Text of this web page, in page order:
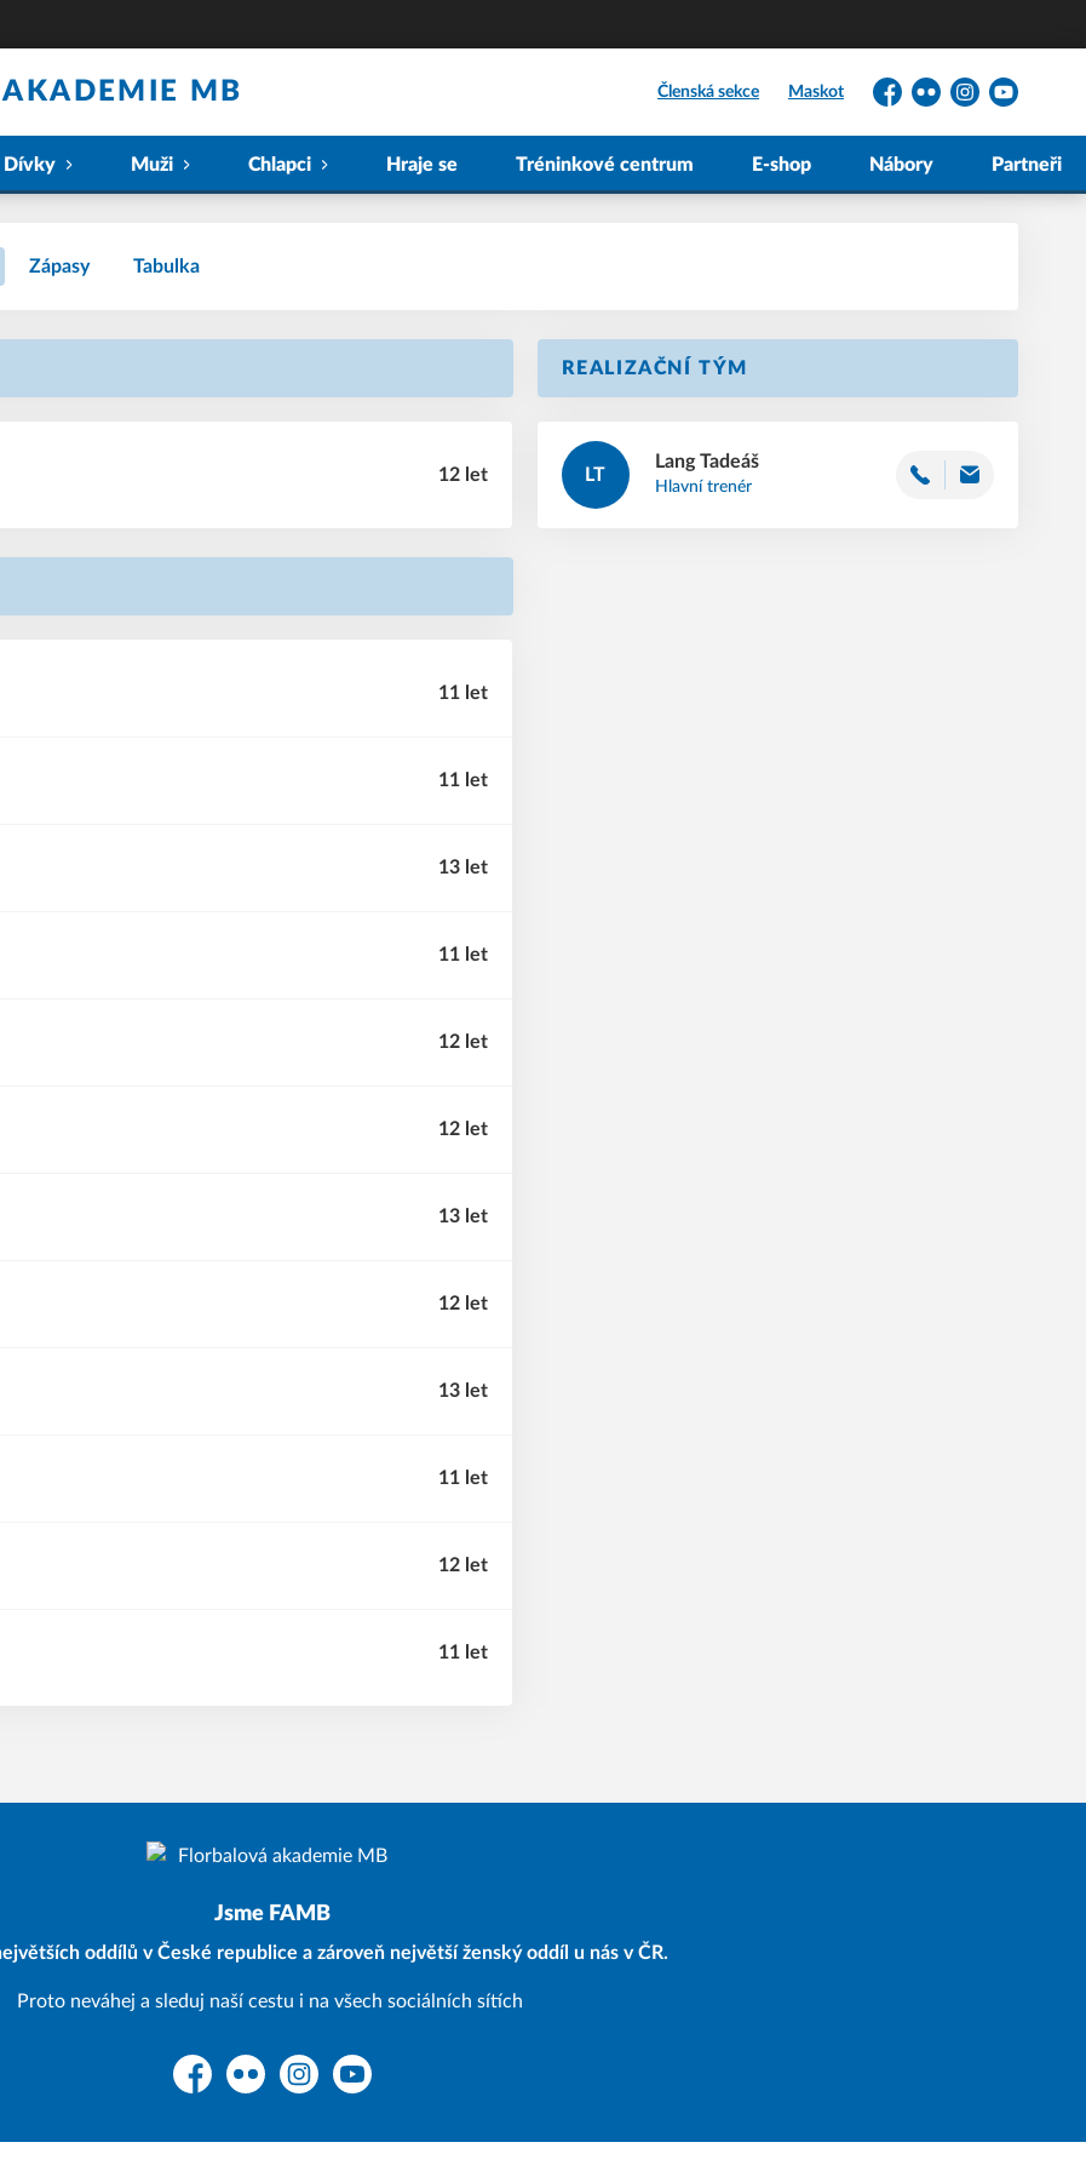
MB Členská sekce Maskot
Facebook
FlickrInstagramYouTube
Dívky Muži Chlapci Hraje se Tréninkové centrum E-shop Nábory Partneři
Zápasy Tabulka
REALIZAČNÍ TÝM
LT
Tadeáš
Lang
Hlavní trenér
12 let
11 let
11 let
13 let
11 let
12 let
12 let
13 let
12 let
13 let
11 let
12 let
11 let
Jsme FAMB
oddílů v České republice a zároveň největší ženský oddíl u nás v ČR.
Proto neváhej a sleduj naší cestu i na všech sociálních sítích
FacebookFlickr InstagramYouTube